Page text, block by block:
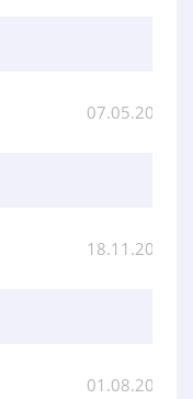
07.05.2024
18.11.2023
01.08.2023